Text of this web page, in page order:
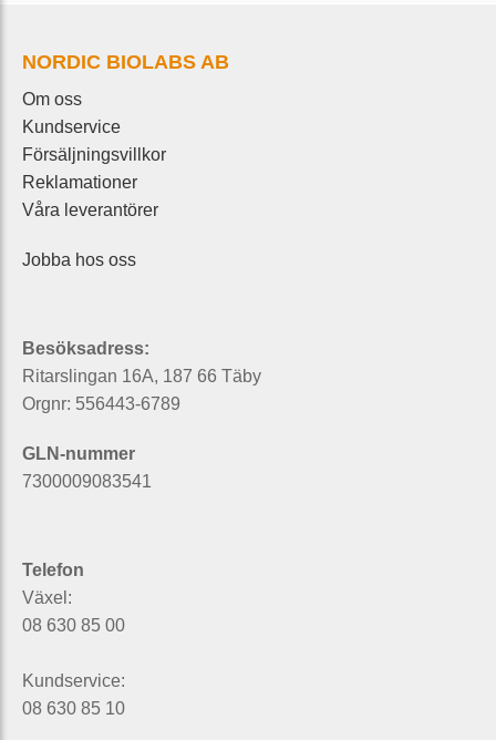
NORDIC BIOLABS AB
Om oss
Kundservice
Försäljningsvillkor
Reklamationer
Våra leverantörer
Jobba hos oss
Besöksadress:
Ritarslingan 16A, 187 66 Täby
Orgnr: 556443-6789
GLN-nummer
7300009083541
Telefon
Växel:
08 630 85 00
Kundservice:
08 630 85 10